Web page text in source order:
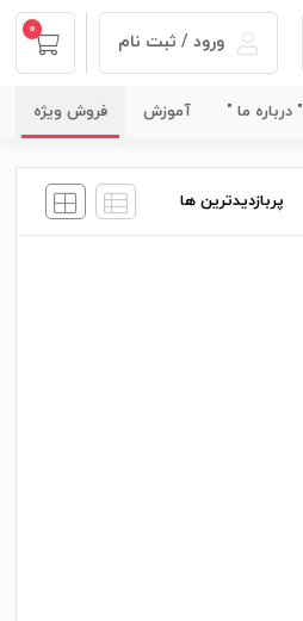
ورود / ثبت نام
0
" درباره ما " آموزش فروش ویژه
پربازدید‌ترین ها